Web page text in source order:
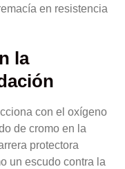
en resistencia
la
con el oxígeno
de cromo en la
protectora
un escudo contra la